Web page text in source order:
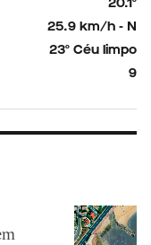
25.9 km/h - N
23º Céu limpo
9